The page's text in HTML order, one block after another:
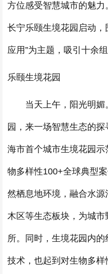
方位感受智慧城市的魅
长宁乐颐生境花园启动，
应用”为主题，吸引十余
乐颐生境花园
当天上午，阳光明媚
园，来一场智慧生态的
海市首个城市生境花园示
物多样性100+全球典型
然栖息地环境，融合水
木区等生态板块，为城
所。同时，生境花园内
技术，也起到对生物多